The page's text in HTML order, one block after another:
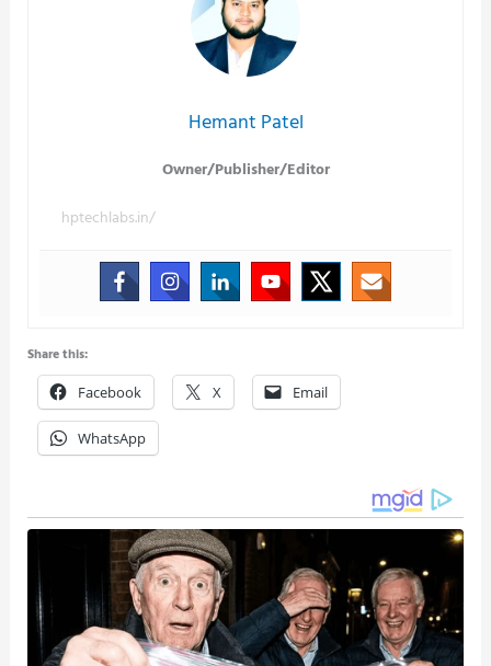
Hemant Patel
Owner/Publisher/Editor
hptechlabs.in/
Share this:
Facebook X Email
WhatsApp